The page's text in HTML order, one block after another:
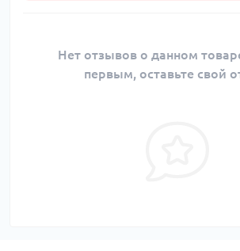
Нет отзывов о данном
первым, оставьте свой